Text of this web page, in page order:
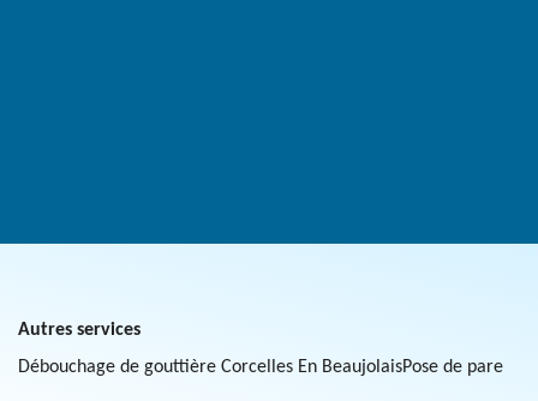
Autres services
Débouchage de gouttière Corcelles En BeaujolaisPose de pare